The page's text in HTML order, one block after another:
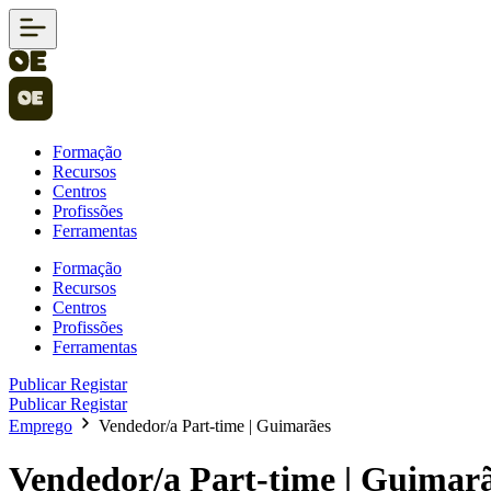
Formação
Recursos
Centros
Profissões
Ferramentas
Formação
Recursos
Centros
Profissões
Ferramentas
PublicarRegistar
PublicarRegistar
Emprego
Vendedor/a Part-time | Guimarães
Vendedor/a Part-time |